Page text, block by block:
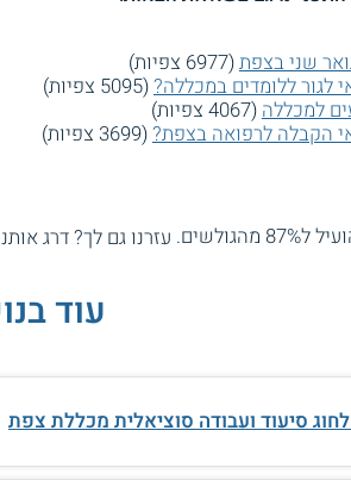
שני בצפת(6977 צפיות)
לגור ללומדים במכללה?(5095 צפיות)
למכללה (4067 צפיות)
הקבלה לרפואה בצפת?(3699 צפיות)
עזרנו גם לך? דרג
עוד
סיעוד ועבודה סוציאלית מכללת צפת